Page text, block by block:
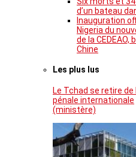
d’un bateau
Inauguration
Nigeria du
de la CEDEAO,
Chine
Les plus lus
Le Tchad se retire de
pénale internationale
(ministère)